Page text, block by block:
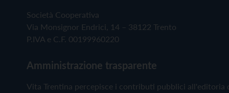
Società Cooperativa
Via Monsignor Endrici, 14 – 38122 Trento
P.IVA e C.F. 00199960220
Amministrazione trasparente
Vita Trentina percepisce i contributi pubblici all'editoria